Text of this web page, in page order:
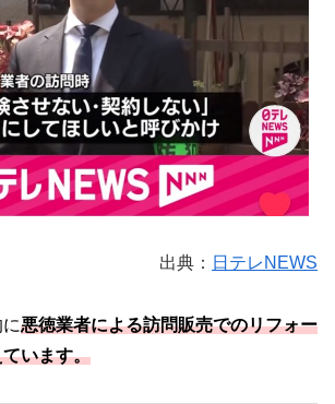
出典： 日テレNEWS
悪徳業者による訪問販売でのリフォー
います。